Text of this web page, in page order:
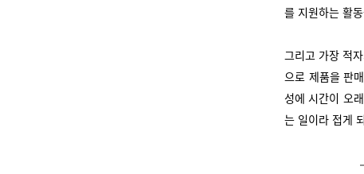
를 지원하는 활
그리고 가장 적
으로 제품을 판
성에 시간이 오
는 일이라 접게